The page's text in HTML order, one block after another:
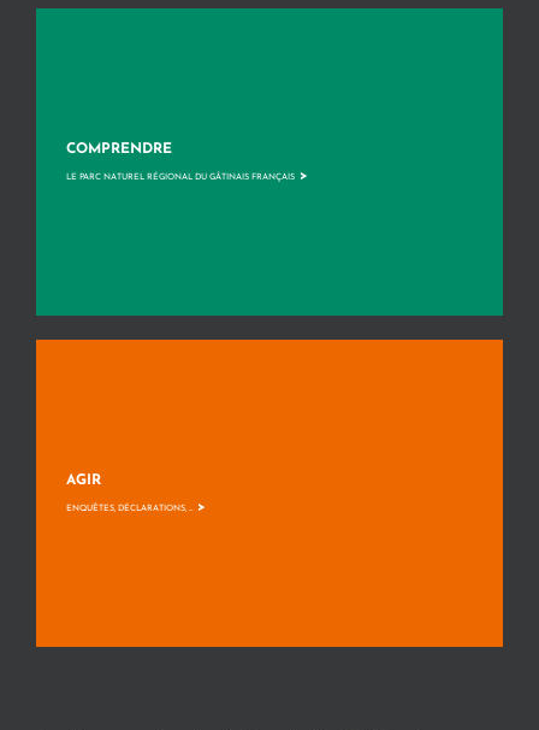
COMPRENDRE
LE PARC NATUREL RÉGIONAL DU GÂTINAIS FRANÇAIS >
AGIR
ENQUÊTES, DÉCLARATIONS, ... >